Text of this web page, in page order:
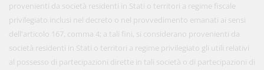
provenienti da società residenti in Stati o territori a regime fiscale
privilegiato inclusi nel decreto o nel provvedimento emanati ai sensi
dell'articolo 167, comma 4; a tali fini, si considerano provenienti da
società residenti in Stati o territori a regime privilegiato gli utili relativi
al possesso di partecipazioni dirette in tali società o di partecipazioni di